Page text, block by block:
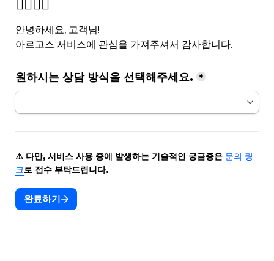
🙋‍♂️🙋‍♀️
안녕하세요, 고객님!
아르고스 서비스에 관심을 가져주셔서 감사합니다.
원하시는 상담 방식을 선택해주세요. *
⚠️ 다만, 서비스 사용 중에 발생하는 기술적인 궁금증은 문의 링
크 로 접수 부탁드립니다.
완료하기